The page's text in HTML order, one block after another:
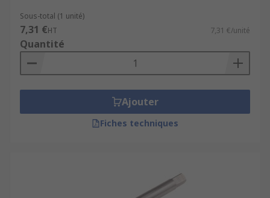
Sous-total (1 unité)
7,31 €HT 7,31 €/unité
Quantité
Ajouter
Fiches techniques